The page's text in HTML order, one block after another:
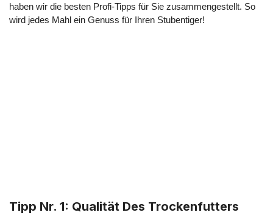
haben wir die besten Profi-Tipps für Sie zusammengestellt. So
wird jedes Mahl ein Genuss für Ihren Stubentiger!
Tipp Nr. 1: Qualität Des Trockenfutters